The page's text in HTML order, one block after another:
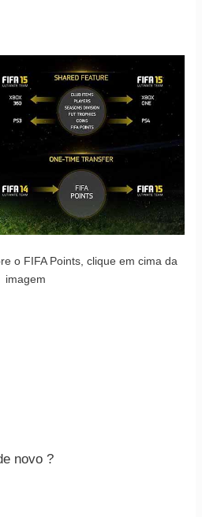
o FIFA Points, clique em cima da
imagem
novo ?